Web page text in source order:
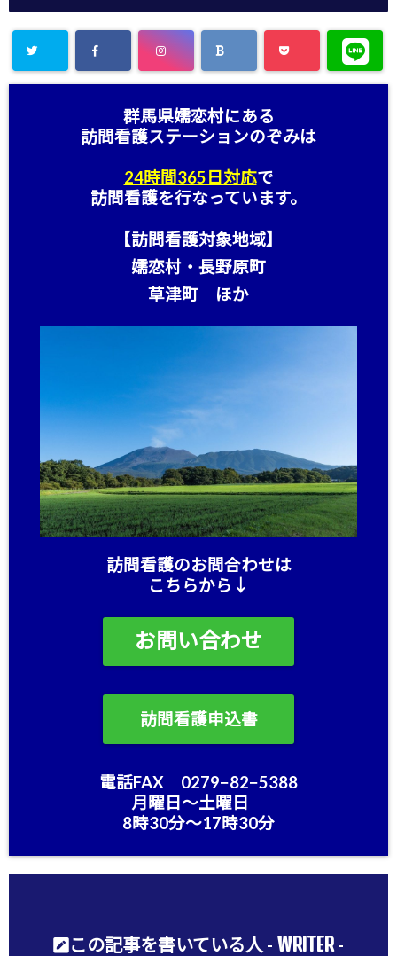
群馬県嬬恋村にある
訪問看護ステーションのぞみは
24時間365日対応で
訪問看護を行なっています。
【訪問看護対象地域】
嬬恋村・長野原町
草津町 ほか
訪問看護のお問合わせは
こちらから↓
お問い合わせ
訪問看護申込書
電話FAX 0279−82−5388
月曜日〜土曜日
8時30分〜17時30分
この記事を書いている人 - WRITER-